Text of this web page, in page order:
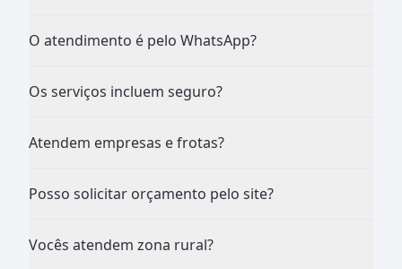
O atendimento é pelo WhatsApp?
Os serviços incluem seguro?
Atendem empresas e frotas?
Posso solicitar orçamento pelo site?
Vocês atendem zona rural?